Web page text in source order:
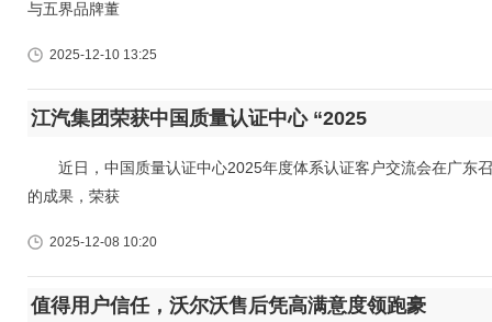
与五界品牌董
2025-12-10 13:25
江汽集团荣获中国质量认证中心 “2025
近日，中国质量认证中心2025年度体系认证客户交流会在广东
的成果，荣获
2025-12-08 10:20
值得用户信任，沃尔沃售后凭高满意度领跑豪